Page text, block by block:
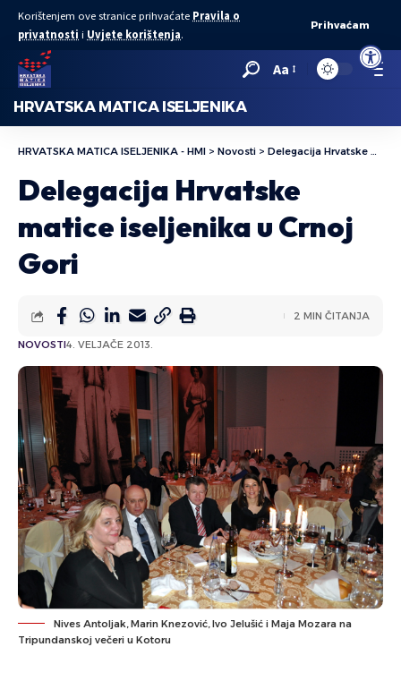
Open
Korištenjem ove stranice prihvaćate Pravila o
privatnosti i Uvjete korištenja.
Prihvaćam
Aa
HRVATSKA MATICA ISELJENIKA
HRVATSKA MATICA ISELJENIKA - HMI > Novosti > Delegacija Hrvatske matice iseljenika u Crnoj Gori
Delegacija Hrvatske
matice iseljenika u Crnoj
Gori
NOVOSTI4. VELJAČE 2013.
2 MIN ČITANJA
Nives Antoljak, Marin Knezović, Ivo Jelušić i Maja Mozara na
Tripundanskoj večeri u Kotoru